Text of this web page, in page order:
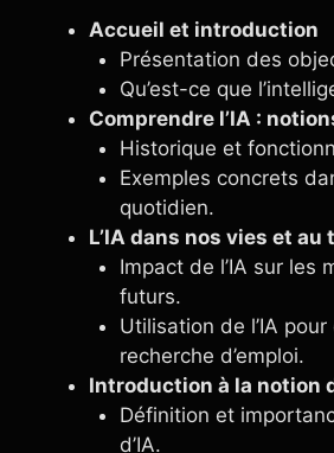
Accueil et introduction
Présentation des
Qu’est-ce que
Comprendre l’IA :
Historique et
Exemples concrets
quotidien.
L’IA dans nos vies et au
Impact de l’IA sur les
futurs.
Utilisation de l’IA
recherche d’emploi.
Introduction à la notion
Définition et
d’IA.